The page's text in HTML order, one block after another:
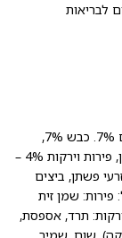
לבריאות
עוף 25%, אורז 17%, עדשים 10%, אפונה 9%, דגים 7%. כבש 7%,
תפוח 6%, שומן עוף (מועשר בויטמין E), שמן סלמון, פירות וירקות 4% –
פשתן, ביצים
פירות: שמן זית
ירקות: תרד, אספסת,